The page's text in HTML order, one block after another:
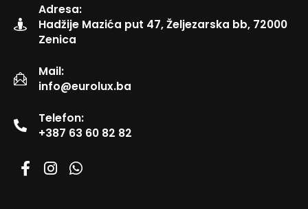
Adresa:
Hadžije Mazića put 47, Željezarska bb, 72000
Zenica
Mail:
info@eurolux.ba
Telefon:
+387 63 60 82 82